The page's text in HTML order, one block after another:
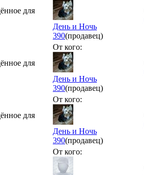
для
День и Ночь
390(продавец)
для
От кого:
День и Ночь
390(продавец)
для
От кого:
День и Ночь
390(продавец)
От кого: